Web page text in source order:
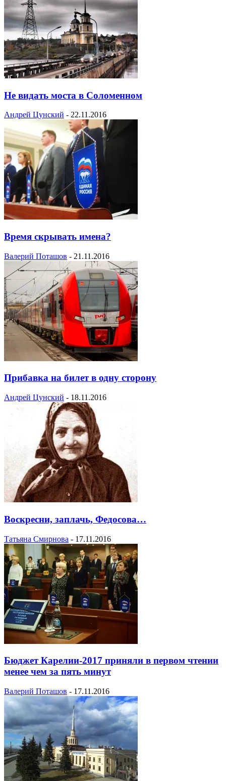
Не видать моста в Соломенном
Андрей Цунский - 22.11.2016
Время скрывать имена?
Валерий Поташов - 21.11.2016
Прибавка на билет в одну сторону
Андрей Цунский - 18.11.2016
Воскресни, заплачь, Федосова…
Татьяна Смирнова - 17.11.2016
Бюджет Карелии-2017 приняли в первом чтении
менее чем за пять минут
Валерий Поташов - 17.11.2016